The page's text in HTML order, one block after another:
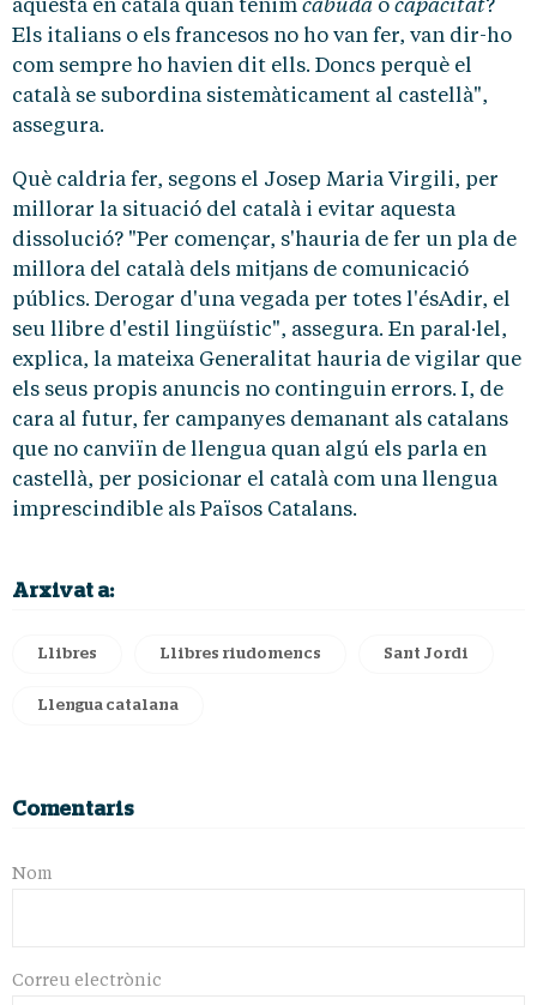
aquesta en català quan tenim o
?
Els italians o els francesos no ho van fer, van dir-ho
com sempre ho havien dit ells. Doncs perquè el
català se subordina sistemàticament al castellà",
assegura.
Què caldria fer, segons el Josep Maria Virgili, per
millorar la situació del català i evitar aquesta
dissolució? "Per començar, s'hauria de fer un pla de
millora del català dels mitjans de comunicació
públics. Derogar d'una vegada per totes l'ésAdir, el
seu llibre d'estil lingüístic", assegura. En paral·lel,
explica, la mateixa Generalitat hauria de vigilar que
els seus propis anuncis no continguin errors. I, de
cara al futur, fer campanyes demanant als catalans
que no canviïn de llengua quan algú els parla en
castellà, per posicionar el català com una llengua
imprescindible als Països Catalans.
Arxivat a:
Llibres Llibres riudomencs Sant Jordi
Llengua catalana
Comentaris
Nom
Correu electrònic